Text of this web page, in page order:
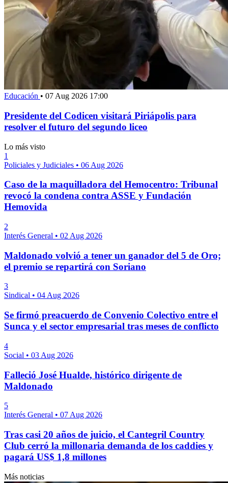
Educación • 07 Aug 2026 17:00
Presidente del Codicen visitará Piriápolis para
resolver el futuro del segundo liceo
Lo más visto
1
Policiales y Judiciales • 06 Aug 2026
Caso de la maquilladora del Hemocentro: Tribunal
revocó la condena contra ASSE y Fundación
Hemovida
2
Interés General • 02 Aug 2026
Maldonado volvió a tener un ganador del 5 de Oro;
el premio se repartirá con Soriano
3
Sindical • 04 Aug 2026
Se firmó preacuerdo de Convenio Colectivo entre el
Sunca y el sector empresarial tras meses de conflicto
4
Social • 03 Aug 2026
Falleció José Hualde, histórico dirigente de
Maldonado
5
Interés General • 07 Aug 2026
Tras casi 20 años de juicio, el Cantegril Country
Club cerró la millonaria demanda de los caddies y
pagará US$ 1,8 millones
Más noticias